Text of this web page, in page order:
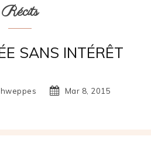
Récits
SANS INTÉRÊT
Mar 8, 2015